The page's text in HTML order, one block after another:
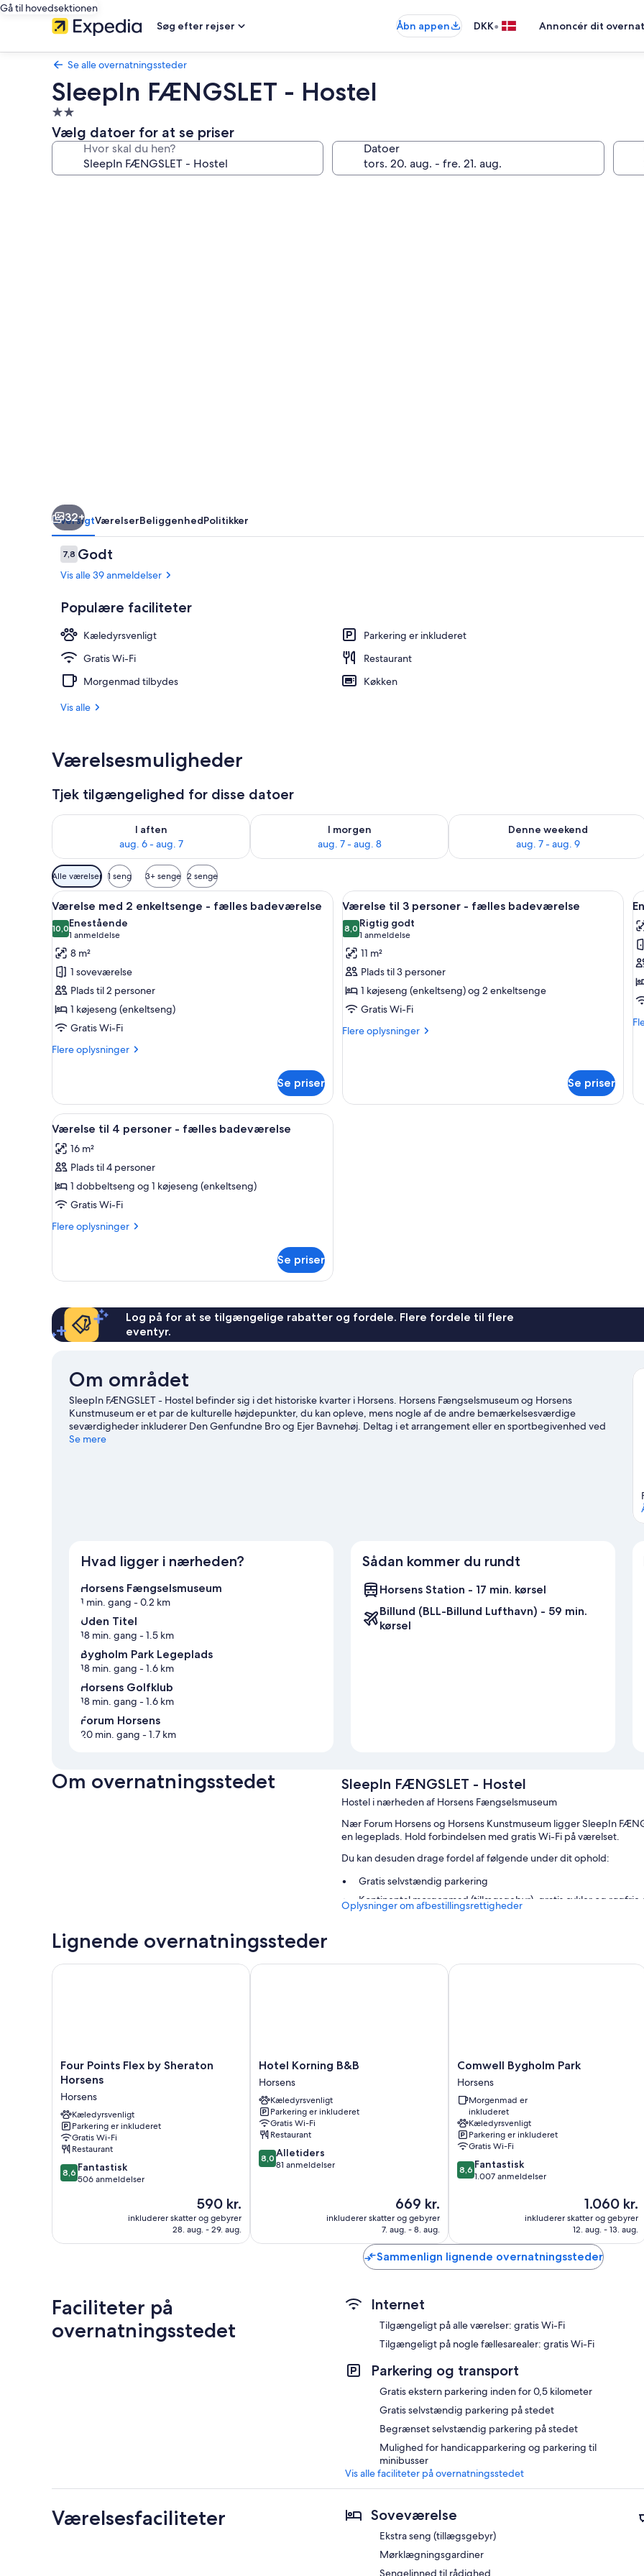
Gå til hovedsektionen
Søg efter rejser
Åbn appen DKK• Annoncér dit
Se alle overnatningssteder
SleepIn FÆNGSLET - Hostel
2.0-
stjernet
overnatningssted
Vælg datoer for at se priser
Hvor skal du hen? Datoer
32+
OversigtVærelserBeliggenhedPolitikker
Anmeldelser
7,87,8 ud af 10.
Godt
Vis alle 39 anmeldelser
Populære faciliteter
Kæledyrsvenligt
Parkering er inkluderet
Gratis Wi-Fi
Restaurant
Morgenmad tilbydes
Køkken
Vis alle
Værelsesmuligheder
Tjek tilgængelighed for disse datoer
I aften
aug. 6 - aug. 7
Tjek tilgængelighed for i aften aug. 6 - aug. 7
I morgen
aug. 7 - aug. 8
Tjek tilgængelighed for i morgen aug. 7 - aug. 8
Denne weekend
aug. 7 - aug. 9
Tjek tilgængelighed for denne
Tilgængelige
filtre
for
værelser
Alle værelser 1 seng 3+ senge 2 senge
Indlæs
alle
billeder
af
Værelse
med
2
enkeltsenge
-
fælles
En køjeseng med skrivebord og stol, en radiator og et vindue med tremmer.
6
Værelse med 2 enkeltsenge - fælles badeværelse
10,010,0 ud af 10
Enestående
1 anmeldelse
(1
anmeldelse)
8 m²
1 soveværelse
Plads til 2 personer
1 køjeseng (enkeltseng)
Gratis Wi-Fi
Flere oplysninger
Flere
med
enkeltsenge
fælles
badeværelse
Se priser
Indlæs
alle
billeder
af
Værelse
til
3
personer
-
Et sovesal med køjesenge, et
6
Værelse til 3 personer - fælles badeværelse
8,08,0 ud af 10
Rigtig godt
1 anmeldelse
(1
anmeldelse)
11 m²
Plads til 3 personer
1 køjeseng (enkeltseng) og 2 enkeltsenge
Gratis Wi-Fi
Flere oplysninger
Flere
3
personer
Se priser
af
-
Indlæs
alle
billeder
af
Værelse
til
4
personer
fælles
badeværelse
Et sovesalværelse med køjesenge, et skrivebord, en stol og en radiator.
6
Værelse til 4 personer - fælles badeværelse
16 m²
Plads til 4 personer
1 dobbeltseng og 1 køjeseng (enkeltseng)
Gratis Wi-Fi
Flere oplysninger
Flere
til
-
fælles
badeværelse
Se priser
Log på for at se tilgængelige rabatter og fordele. Flere fordele til flere
eventyr.
Om området
SleepIn FÆNGSLET - Hostel befinder sig i det historiske kvarter i Horsens. Horsens Fængselsmuseum og Horsens
Kunstmuseum er et par de kulturelle højdepunkter, du kan opleve, mens nogle af de andre bemærkelsesværdige
seværdigheder inkluderer Den Genfundne Bro og Ejer Bavnehøj. Deltag i et arrangement eller en sportbegivenhed ved
Forum Horsens, og giv dig selv tid til at opleve LEGOLAND® Billund, som er en af topseværdighederne. Benyt lejligheden
Se mere
Hvad ligger i nærheden?
Horsens Fængselsmuseum
1 min. gang - 0.2 km
Uden Titel
18 min. gang - 1.5 km
Bygholm Park Legeplads
18 min. gang - 1.6 km
Horsens Golfklub
18 min. gang - 1.6 km
Forum Horsens
20 min. gang - 1.7 km
Sådan kommer du rundt
Horsens Station - 17 min. kørsel
Billund (BLL-Billund Lufthavn) - 59 min.
kørsel
Om overnatningsstedet SleepIn FÆNGSLET - Hostel
Hostel i nærheden af Horsens Fængselsmuseum
Nær Forum Horsens og Horsens Kunstmuseum ligger SleepIn
en legeplads. Hold forbindelsen med gratis Wi-Fi på værelset.
Du kan desuden drage fordel af følgende under dit ophold:
Gratis selvstændig parkering
Kontinental morgenmad (tillægsgebyr), gratis cykler og røgfrie
Ekstra faciliteter inkluderer:
Oplysninger om afbestillingsrettigheder
Lignende overnatningssteder
Four
Points
by
Sheraton
Horsens
Horsens
Four Points Flex by Sheraton
Horsens
Horsens
Kæledyrsvenligt
Parkering er inkluderet
Gratis Wi-Fi
Restaurant
8.6
ud
anmeldelser
8,6 Fantastisk
506 anmeldelser
Prisen
er
590 kr.
590 kr.
inkluderer skatter og gebyrer
28. aug. - 29. aug.
Four Points Flex by Sheraton Horsens
Hotel
Korning
B&B
Horsens
Hotel Korning B&B
Horsens
Kæledyrsvenligt
Parkering er inkluderet
Gratis Wi-Fi
Restaurant
8.0
ud
8,0 Alletiders
81 anmeldelser
Prisen
er
669 kr.
669 kr.
inkluderer skatter og gebyrer
7. aug. - 8. aug.
Hotel Korning B&B
Comwell
Bygholm
Park
Horsens
Comwell Bygholm Park
Horsens
Morgenmad er
inkluderet
Kæledyrsvenligt
Parkering er inkluderet
Gratis Wi-Fi
8.6
ud
anmeldelser
8,6 Fantastisk
1.007 anmeldelser
Prisen
er
1.060 kr.
1.060 kr.
inkluderer skatter og gebyrer
12. aug. - 13. aug.
Comwell Bygholm Park
Sammenlign lignende overnatningssteder
Faciliteter på
overnatningsstedet
Internet
Tilgængeligt på alle værelser: gratis Wi-Fi
Tilgængeligt på nogle fællesarealer: gratis Wi-Fi
Parkering og transport
Gratis ekstern parkering inden for 0,5 kilometer
Gratis selvstændig parkering på stedet
Begrænset selvstændig parkering på stedet
Mulighed for handicapparkering og parkering til
minibusser
Vis alle faciliteter på overnatningsstedet
Værelsesfaciliteter Soveværelse
Ekstra seng (tillægsgebyr)
Mørklægningsgardiner
Sengelinned til rådighed